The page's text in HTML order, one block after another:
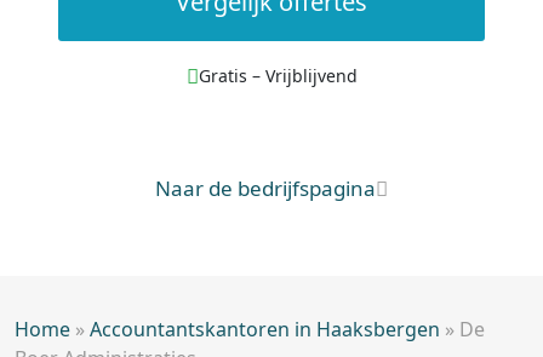
Gratis – Vrijblijvend
Naar de bedrijfspagina
Home »Accountantskantoren in Haaksbergen » De